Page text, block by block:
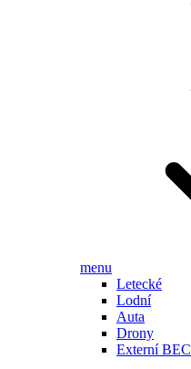
menu
Letecké
Lodní
Auta
Drony
Externí BEC